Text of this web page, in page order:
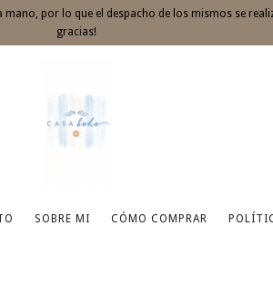
por lo que el despacho de los mismos se
gracias!
SOBRE MI CÓMO COMPRAR